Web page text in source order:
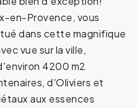
en-Provence, vous
dans cette magnifique
vue sur la ville,
4200 m2
d'Oliviers et
aux essences